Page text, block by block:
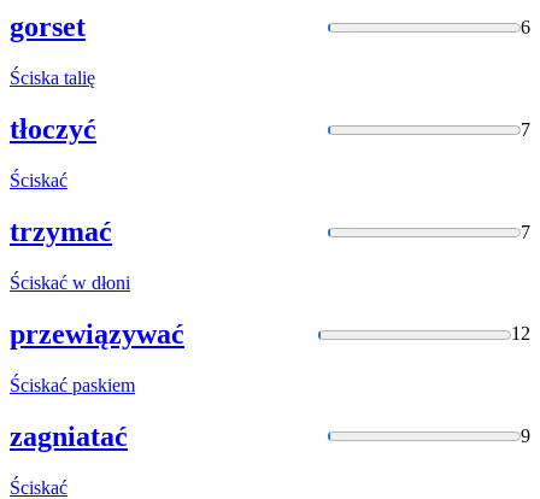
gorset 6
Ściska talię
tłoczyć 7
Ściskać
trzymać 7
Ściskać w dłoni
przewiązywać 12
Ściskać paskiem
zagniatać 9
Ściskać